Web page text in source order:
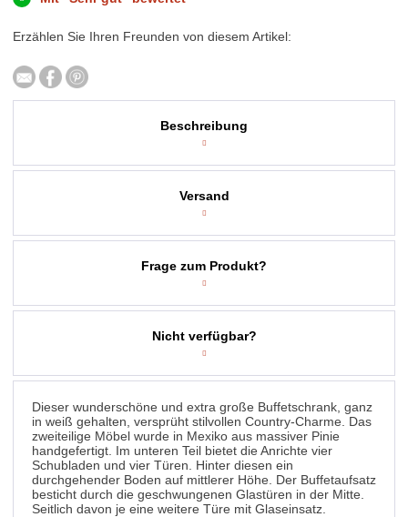
Erzählen Sie Ihren Freunden von diesem Artikel:
Beschreibung
Frage zum Produkt?
Versand
Nicht verfügbar?
Dieser wunderschöne und extra große Buffetschrank, ganz
in weiß gehalten, versprüht stilvollen Country-Charme. Das
zweiteilige Möbel wurde in Mexiko aus massiver Pinie
handgefertigt. Im unteren Teil bietet die Anrichte vier
Schubladen und vier Türen. Hinter diesen ein
durchgehender Boden auf mittlerer Höhe. Der Buffetaufsatz
besticht durch die geschwungenen Glastüren in der Mitte.
Seitlich davon je eine weitere Türe mit Glaseinsatz.